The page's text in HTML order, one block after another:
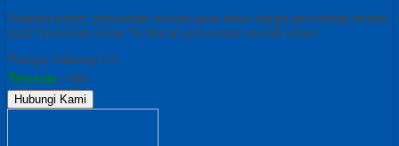
Related posts: perosotan murah jawa timur harga perosotan murah
Jual Perosotan Anak Tk Murah perosotan murah tuban
*Harga Hubungi CS
Tersedia / 065
Hubungi Kami